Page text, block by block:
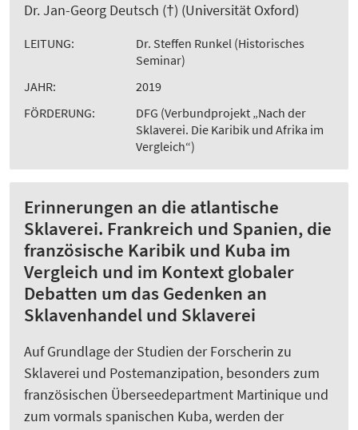
Dr. Jan-Georg Deutsch (†) (Universität Oxford)
LEITUNG:
Dr. Steffen Runkel (Historisches
Seminar)
JAHR:
2019
FÖRDERUNG:
DFG (Verbundprojekt „Nach der
Sklaverei. Die Karibik und Afrika im
Vergleich“)
Erinnerungen an die atlantische
Sklaverei. Frankreich und Spanien, die
französische Karibik und Kuba im
Vergleich und im Kontext globaler
Debatten um das Gedenken an
Sklavenhandel und Sklaverei
Auf Grundlage der Studien der Forscherin zu
Sklaverei und Postemanzipation, besonders zum
französischen Überseedepartment Martinique und
zum vormals spanischen Kuba, werden der